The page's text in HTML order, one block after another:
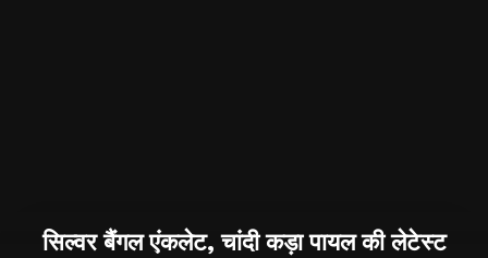
सिल्वर बैंगल एंकलेट, चांदी कड़ा पायल की लेटेस्ट